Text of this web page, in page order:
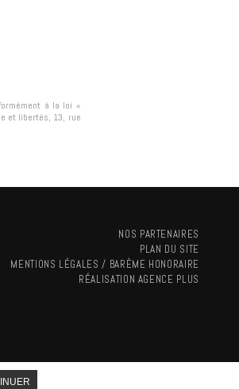
à la loi «
et libertés, 13, rue
NOS PARTENAIRES
PLAN DU SITE
MENTIONS LÉGALES / BARÈME HONORAIRE
RÉALISATION AGENCE PLUS